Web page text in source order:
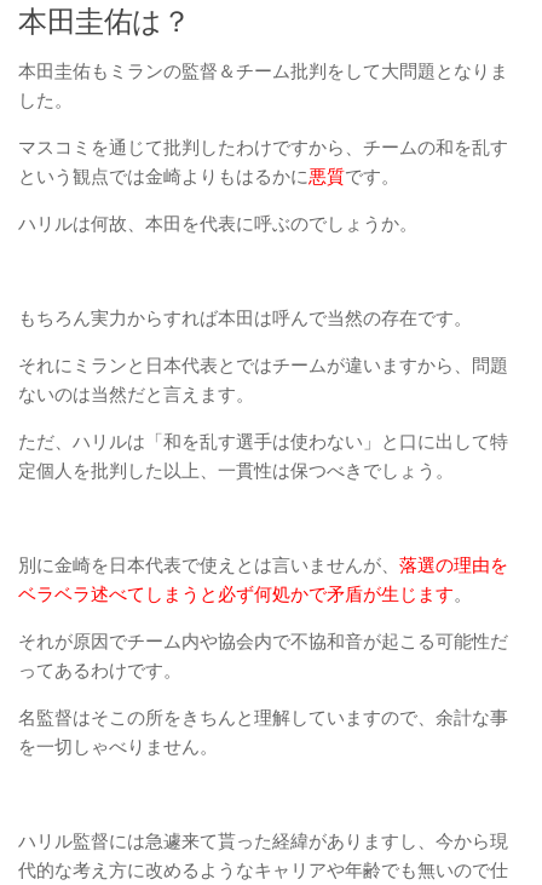
本田圭佑は？
本田圭佑もミランの監督＆チーム批判をして大問題となりま
した。
マスコミを通じて批判したわけですから、チームの和を乱す
という観点では金崎よりもはるかに悪質です。
ハリルは何故、本田を代表に呼ぶのでしょうか。
もちろん実力からすれば本田は呼んで当然の存在です。
それにミランと日本代表とではチームが違いますから、問題
ないのは当然だと言えます。
ただ、ハリルは「和を乱す選手は使わない」と口に出して特
定個人を批判した以上、一貫性は保つべきでしょう。
別に金崎を日本代表で使えとは言いませんが、 落選の理由を
ベラベラ述べてしまうと必ず何処かで矛盾が生じます。
それが原因でチーム内や協会内で不協和音が起こる可能性だ
ってあるわけです。
名監督はそこの所をきちんと理解していますので、余計な事
を一切しゃべりません。
ハリル監督には急遽来て貰った経緯がありますし、今から現
代的な考え方に改めるようなキャリアや年齢でも無いので仕